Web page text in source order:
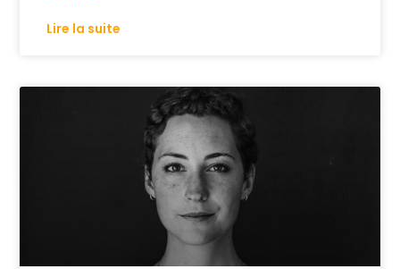
Lire la suite